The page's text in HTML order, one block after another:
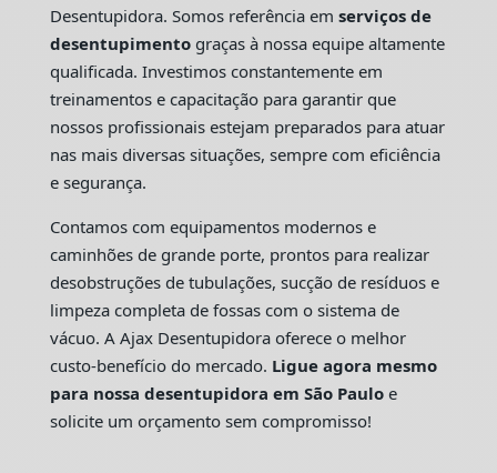
Desentupidora. Somos referência em serviços de
desentupimentograças à nossa equipe altamente
qualificada. Investimos constantemente em
treinamentos e capacitação para garantir que
nossos profissionais estejam preparados para atuar
nas mais diversas situações, sempre com eficiência
e segurança.
Contamos com equipamentos modernos e
caminhões de grande porte, prontos para realizar
desobstruções de tubulações, sucção de resíduos e
limpeza completa de fossas com o sistema de
vácuo. A Ajax Desentupidora oferece o melhor
custo-benefício do mercado. Ligue agora mesmo
para nossa desentupidora em São Pauloe
solicite um orçamento sem compromisso!